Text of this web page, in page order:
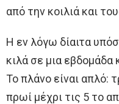
από την κοιλιά και
Η εν λόγω δίαιτα
κιλά σε μια εβδομάδα
Το πλάνο είναι απλό:
πρωί μέχρι τις 5 το